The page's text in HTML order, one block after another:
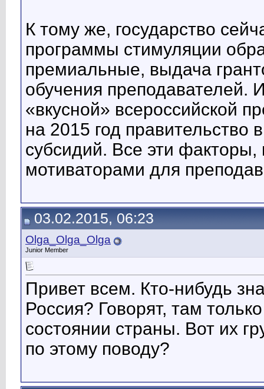
К тому же, государство
программы стимуляции
премиальные, выдача
обучения преподавателей.
«вкусной» всероссийской
на 2015 год
субсидий. Все эти факторы,
мотиваторами для
03.02.2015, 06:23
Olga_Olga_Olga
Junior Member
Привет всем. Кто-нибудь
Россия? Говорят, там
состоянии страны. Вот их
по этому поводу?